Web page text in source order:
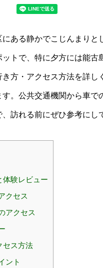
ある静かでこじんまり
トで、特に夕方には能
方・アクセス方法を詳
。公共交通機関から車
訪れる前にぜひ参考にし
体験レビュー
クセス
アクセス
セス方法
ント